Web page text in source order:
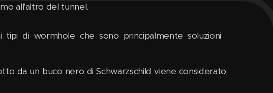
all'altro del tunnel.
di wormhole che sono principalmente soluzioni
da un buco nero di Schwarzschild viene considerato